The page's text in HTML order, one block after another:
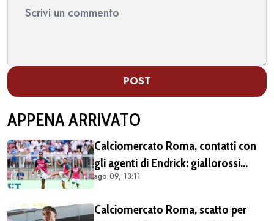
POST
APPENA ARRIVATO
Calciomercato Roma, contatti con
gli agenti di Endrick: giallorossi
pronti all'affondo in caso di apertura
ago 09, 13:11
Calciomercato Roma, scatto per